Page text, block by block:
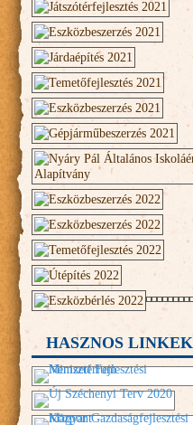
HASZNOS LINKEK